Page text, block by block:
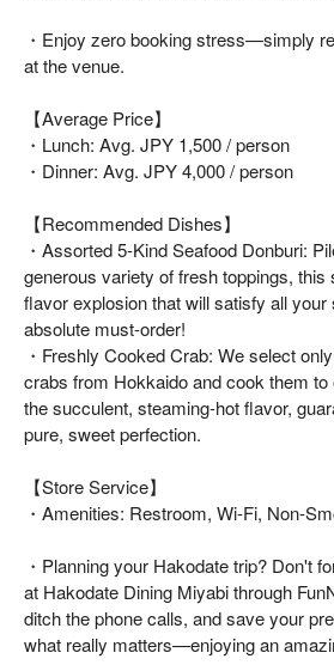
・Enjoy zero booking stress—simply
at the venue.
【Average Price】
・Lunch: Avg. JPY 1,500 / person
・Dinner: Avg. JPY 4,000 / person
【Recommended Dishes】
・Assorted 5-Kind Seafood Donburi:
generous variety of fresh toppings, this
flavor explosion that will satisfy all
absolute must-order!
・Freshly Cooked Crab: We select
crabs from Hokkaido and cook them
the succulent, steaming-hot flavor,
pure, sweet perfection.
【Store Service】
・Amenities: Restroom, Wi-Fi, Non-
・Planning your Hakodate trip? Don't
at Hakodate Dining Miyabi through
ditch the phone calls, and save your
what really matters—enjoying an